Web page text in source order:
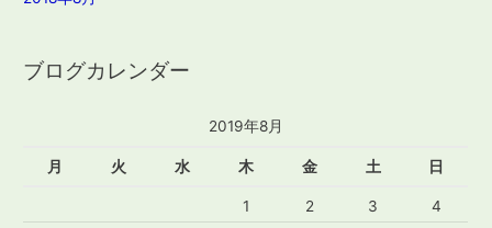
ブログカレンダー
2019年8月
月 火 水 木 金 土 日
1 2 3
4